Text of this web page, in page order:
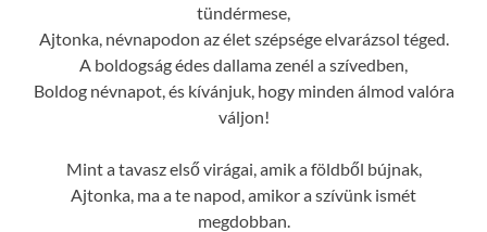
tündérmese,
Ajtonka, névnapodon az élet szépsége elvarázsol téged.
A boldogság édes dallama zenél a szívedben,
Boldog névnapot, és kívánjuk, hogy minden álmod valóra
váljon!
Mint a tavasz első virágai, amik a földből bújnak,
Ajtonka, ma a te napod, amikor a szívünk ismét
megdobban.